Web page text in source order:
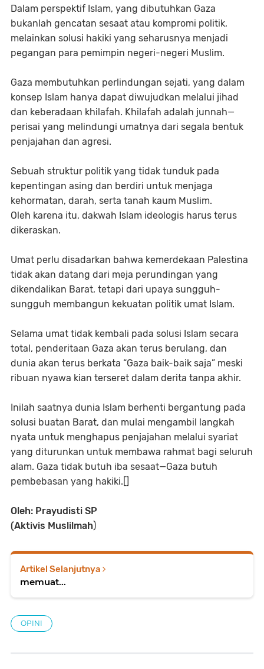
Dalam perspektif Islam, yang dibutuhkan Gaza
bukanlah gencatan sesaat atau kompromi politik,
melainkan solusi hakiki yang seharusnya menjadi
pegangan para pemimpin negeri-negeri Muslim.
Gaza membutuhkan perlindungan sejati, yang dalam
konsep Islam hanya dapat diwujudkan melalui jihad
dan keberadaan khilafah. Khilafah adalah junnah—
perisai yang melindungi umatnya dari segala bentuk
penjajahan dan agresi.
Sebuah struktur politik yang tidak tunduk pada
kepentingan asing dan berdiri untuk menjaga
kehormatan, darah, serta tanah kaum Muslim.
Oleh karena itu, dakwah Islam ideologis harus terus
dikeraskan.
Umat perlu disadarkan bahwa kemerdekaan Palestina
tidak akan datang dari meja perundingan yang
dikendalikan Barat, tetapi dari upaya sungguh-
sungguh membangun kekuatan politik umat Islam.
Selama umat tidak kembali pada solusi Islam secara
total, penderitaan Gaza akan terus berulang, dan
dunia akan terus berkata “Gaza baik-baik saja” meski
ribuan nyawa kian terseret dalam derita tanpa akhir.
Inilah saatnya dunia Islam berhenti bergantung pada
solusi buatan Barat, dan mulai mengambil langkah
nyata untuk menghapus penjajahan melalui syariat
yang diturunkan untuk membawa rahmat bagi seluruh
alam. Gaza tidak butuh iba sesaat—Gaza butuh
pembebasan yang hakiki.[]
Oleh: Prayudisti SP
(Aktivis Muslilmah)
Artikel Selanjutnya
memuat...
OPINI